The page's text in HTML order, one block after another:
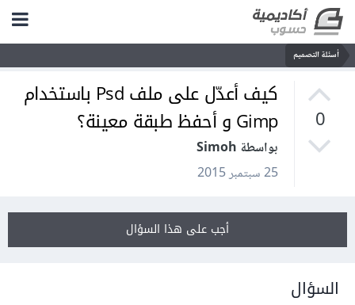
أسئلة التصميم
0
كيف أعدّل على ملف Psd باستخدام
Gimp و أحفظ طبقة معينة؟
بواسطة Simoh
25 سبتمبر 2015
أجب على هذا السؤال
السؤال